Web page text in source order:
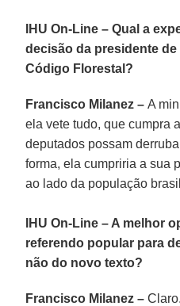
IHU On-Line– Qual a
decisão da presidente
Código Florestal?
Francisco Milanez –A
ela vete tudo, que cumpra
deputados possam
forma, ela cumpriria a sua
ao lado da população
IHU On-Line – A melhor
referendo popular para
não do novo texto?
Francisco Milanez –